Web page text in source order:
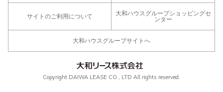
サイトのご利用について
大和ハウスグループショッピングセ
ンター
大和ハウスグループサイトへ
Copyright DAIWA LEASE CO., LTD All rights reserved.